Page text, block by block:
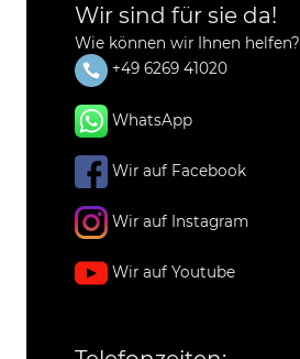
Wir sind für sie da!
Wie können wir Ihnen helfen?
+49 6269 41020
WhatsApp
Wir auf Facebook
Wir auf Instagram
Wir auf Youtube